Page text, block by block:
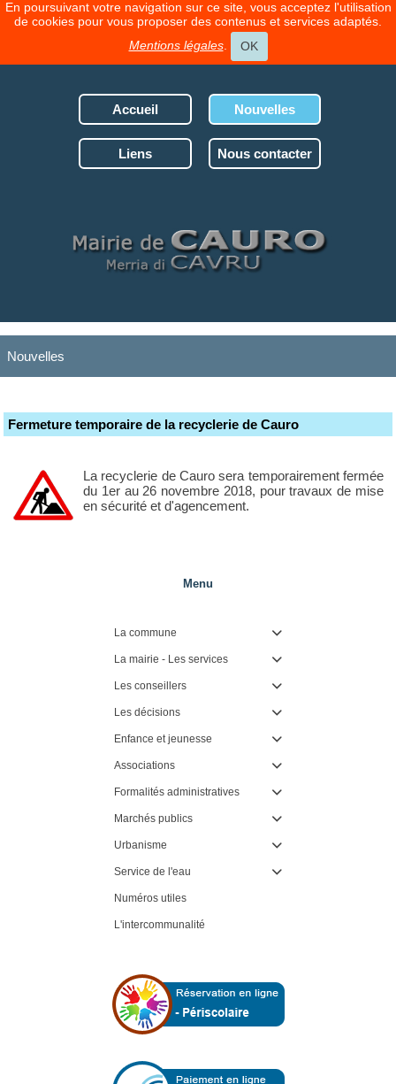
En poursuivant votre navigation sur ce site, vous acceptez l'utilisation
de cookies pour vous proposer des contenus et services adaptés.
Mentions légales. OK
Accueil Nouvelles
Liens Nous contacter
Nouvelles
Fermeture temporaire de la recyclerie de Cauro
La recyclerie de Cauro sera temporairement fermée
du 1er au 26 novembre 2018, pour travaux de mise
en sécurité et d'agencement.
Menu
La commune 
La mairie - Les services 
Les conseillers 
Les décisions 
Enfance et jeunesse 
Associations 
Formalités administratives 
Marchés publics 
Urbanisme 
Service de l'eau 
Numéros utiles
L'intercommunalité